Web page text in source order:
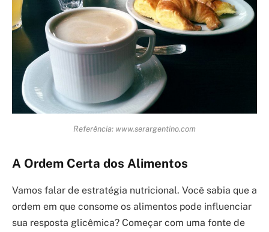
Referência: www.serargentino.com
A Ordem Certa dos Alimentos
Vamos falar de estratégia nutricional. Você sabia que a
ordem em que consome os alimentos pode influenciar
sua resposta glicêmica? Começar com uma fonte de